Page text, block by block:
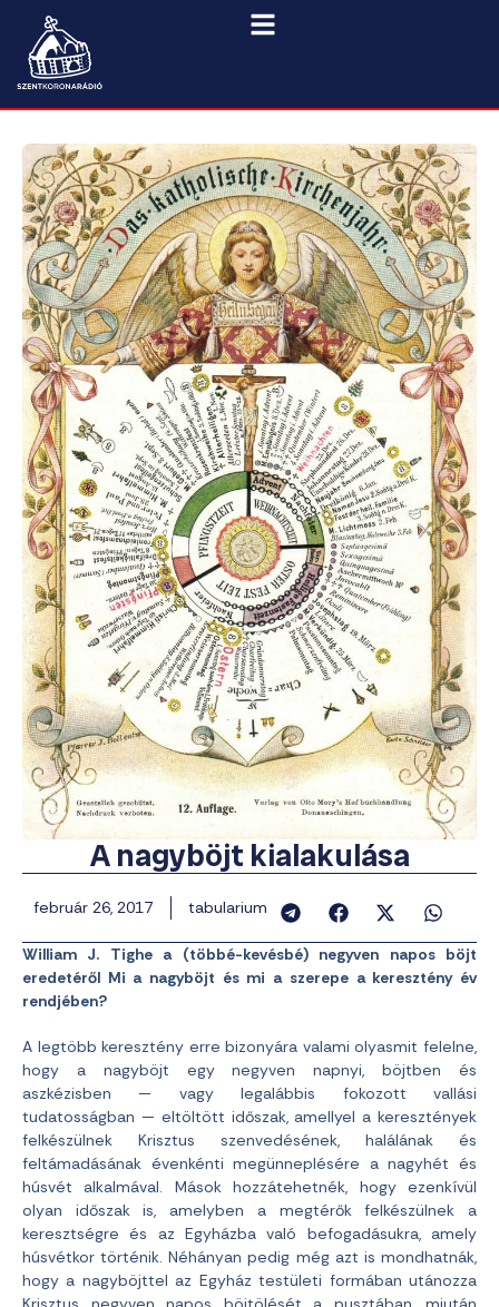
A nagyböjt kialakulása
február 26, 2017 tabularium
William J. Tighe a (többé-kevésbé) negyven napos böjt
eredetéről Mi a nagyböjt és mi a szerepe a keresztény év
rendjében?
A legtöbb keresztény erre bizonyára valami olyasmit felelne,
hogy a nagyböjt egy negyven napnyi, böjtben és
aszkézisben — vagy legalábbis fokozott vallási
tudatosságban — eltöltött időszak, amellyel a keresztények
felkészülnek Krisztus szenvedésének, halálának és
feltámadásának évenkénti megünneplésére a nagyhét és
húsvét alkalmával. Mások hozzátehetnék, hogy ezenkívül
olyan időszak is, amelyben a megtérők felkészülnek a
keresztségre és az Egyházba való befogadásukra, amely
húsvétkor történik. Néhányan pedig még azt is mondhatnák,
hogy a nagyböjttel az Egyház testületi formában utánozza